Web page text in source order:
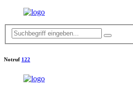
Notruf 122